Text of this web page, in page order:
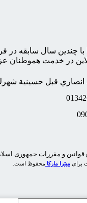
با چندین سال سابقه در
در خدمت هموطنان
قبل حسينية
قوانين و مقررات جمهوری
برای میترا مارکا محفوظ است.